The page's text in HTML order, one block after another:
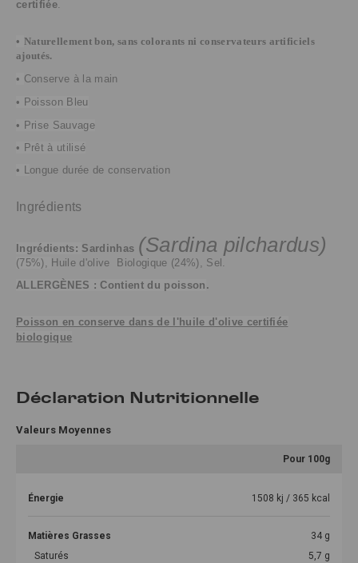
certifiée.
• Naturellement bon, sans colorants ni conservateurs artificiels
ajoutés.
• Conserve à la main
• Poisson Bleu
• Prise Sauvage
• Prêt à utilisé
• Longue durée de conservation
Ingrédients
Ingrédients: Sardinhas (Sardina pilchardus)
(75%), Huile d'olive Biologique (24%), Sel.
ALLERGÈNES : Contient du poisson .
Poisson en conserve dans de l'huile d'olive certifiée
biologique
Déclaration Nutritionnelle
Valeurs Moyennes
Pour 100g
Énergie 1508 kj / 365 kcal
Matières Grasses
34 g
Saturés
5,7 g